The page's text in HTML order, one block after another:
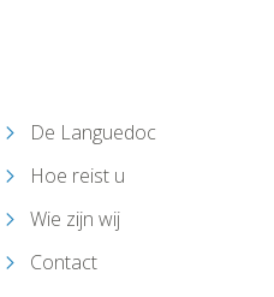
De Languedoc
Hoe reist u
Wie zijn wij
Contact